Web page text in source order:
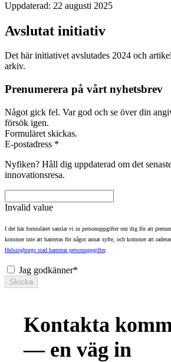
Uppdaterad: 22 augusti 2025
Avslutat initiativ
Det här initiativet avslutades 2024 och
arkiv.
Prenumerera på vårt nyhetsbrev
Något gick fel. Var god och se över din
försök igen.
Formuläret skickas.
E-postadress *
Nyfiken? Håll dig uppdaterad om det
innovationsresa.
Invalid value
I det här formuläret samlar vi in personuppgifter om dig för att
kommer inte att hanteras för något annat syfte, och kommer att
Helsingborgs stad hanterar personuppgifter.
Jag godkänner*
Skicka
Kontakta
— en väg in